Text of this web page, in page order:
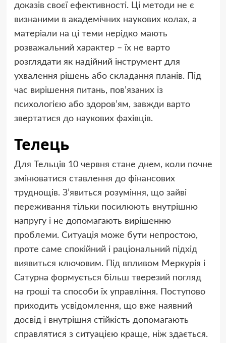
доказів своєї ефективності. Ці методи не є
визнаними в академічних наукових колах, а
матеріали на ці теми нерідко мають
розважальний характер – їх не варто
розглядати як надійний інструмент для
ухвалення рішень або складання планів. Під
час вирішення питань, пов’язаних із
психологією або здоров’ям, завжди варто
звертатися до наукових фахівців.
Телець
Для Тельців 10 червня стане днем, коли почне
змінюватися ставлення до фінансових
труднощів. З’явиться розуміння, що зайві
переживання тільки посилюють внутрішню
напругу і не допомагають вирішенню
проблеми. Ситуація може бути непростою,
проте саме спокійний і раціональний підхід
виявиться ключовим. Під впливом Меркурія і
Сатурна формується більш тверезий погляд
на гроші та способи їх управління. Поступово
приходить усвідомлення, що вже наявний
досвід і внутрішня стійкість допомагають
справлятися з ситуацією краще, ніж здається.